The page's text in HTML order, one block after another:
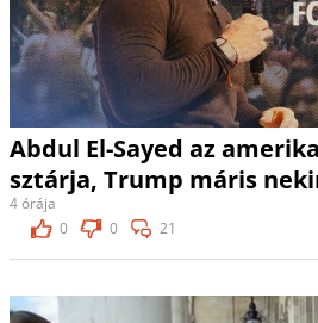
Abdul El-Sayed az
sztárja, Trump máris
4 órája
0
0 21